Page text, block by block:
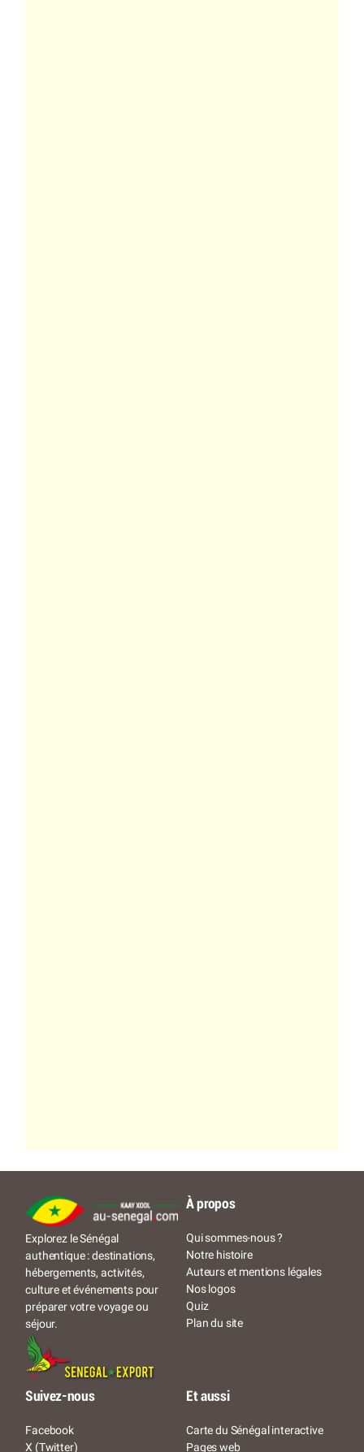
Explorez le Sénégal
authentique : destinations,
hébergements, activités,
culture et événements pour
préparer votre voyage ou
séjour.
À propos
Qui sommes-nous ?
Notre histoire
Auteurs et mentions légales
Nos logos
Quiz
Plan du site
Suivez-nous
Facebook
X (Twitter)
Et aussi
Carte du Sénégal interactive
Pages web